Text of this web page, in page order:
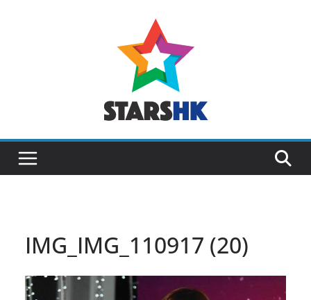
IMG_IMG_110917 (20)